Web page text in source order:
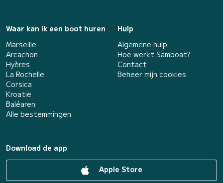
Waar kan ik een boot huren
Marseille
Arcachon
Hyères
La Rochelle
Corsica
Kroatië
Baléaren
Alle bestemmingen
Hulp
Algemene hulp
Hoe werkt Samboat?
Contact
Beheer mijn cookies
Download de app
Apple Store